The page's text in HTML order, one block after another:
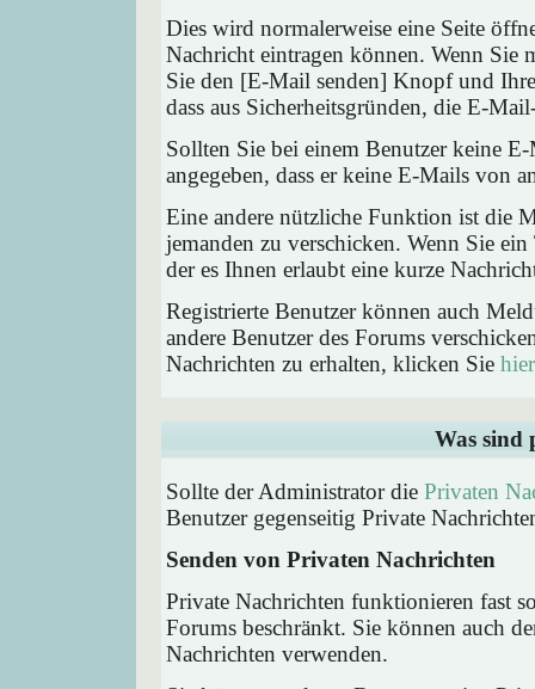
Dies wird normalerweise eine Seite
Nachricht eintragen können. Wenn
Sie den [E-Mail senden] Knopf und
dass aus Sicherheitsgründen, die E-
Sollten Sie bei einem Benutzer keine
angegeben, dass er keine E-Mails von
Eine andere nützliche Funktion ist die
jemanden zu verschicken. Wenn Sie
der es Ihnen erlaubt eine kurze
Registrierte Benutzer können auch
andere Benutzer des Forums
Nachrichten zu erhalten, klicken Sie hier
Was sind
Sollte der Administrator die Privaten
Benutzer gegenseitig Private
Senden von Privaten Nachrichten
Private Nachrichten funktionieren fast
Forums beschränkt. Sie können auch
Nachrichten verwenden.